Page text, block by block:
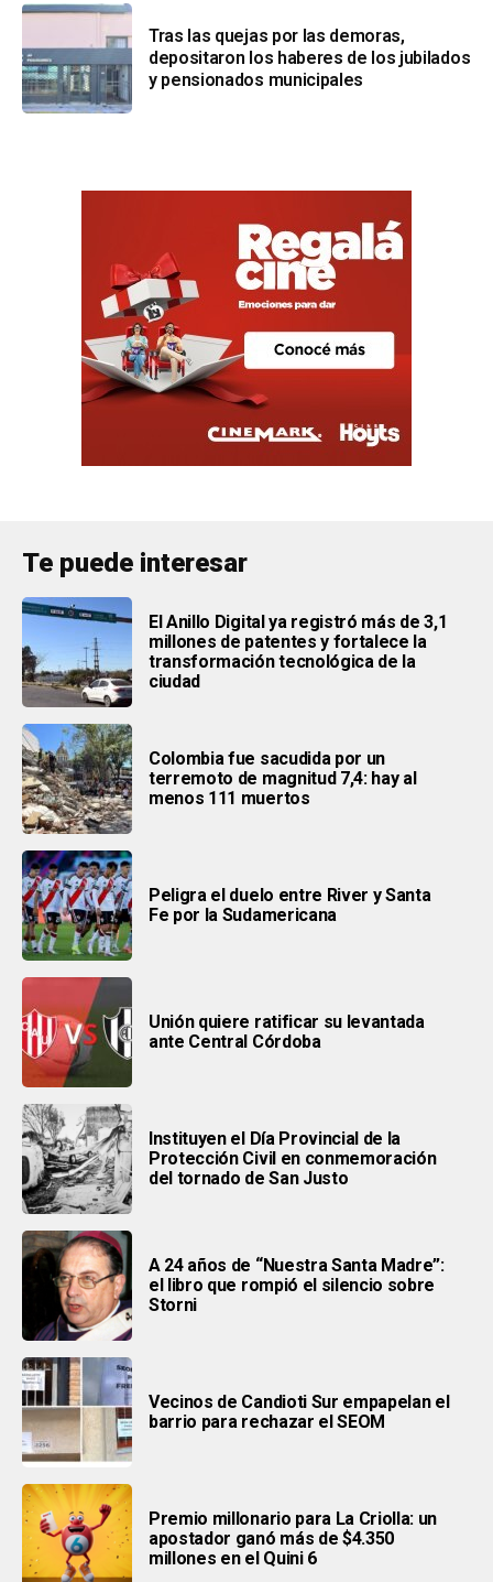
Tras las quejas por las demoras,
depositaron los haberes de los jubilados
y pensionados municipales
Te puede interesar
El Anillo Digital ya registró más de 3,1
millones de patentes y fortalece la
transformación tecnológica de la
ciudad
Colombia fue sacudida por un
terremoto de magnitud 7,4: hay al
menos 111 muertos
Peligra el duelo entre River y Santa
Fe por la Sudamericana
Unión quiere ratificar su levantada
ante Central Córdoba
Instituyen el Día Provincial de la
Protección Civil en conmemoración
del tornado de San Justo
A 24 años de “Nuestra Santa Madre”:
el libro que rompió el silencio sobre
Storni
Vecinos de Candioti Sur empapelan el
barrio para rechazar el SEOM
Premio millonario para La Criolla: un
apostador ganó más de $4.350
millones en el Quini 6